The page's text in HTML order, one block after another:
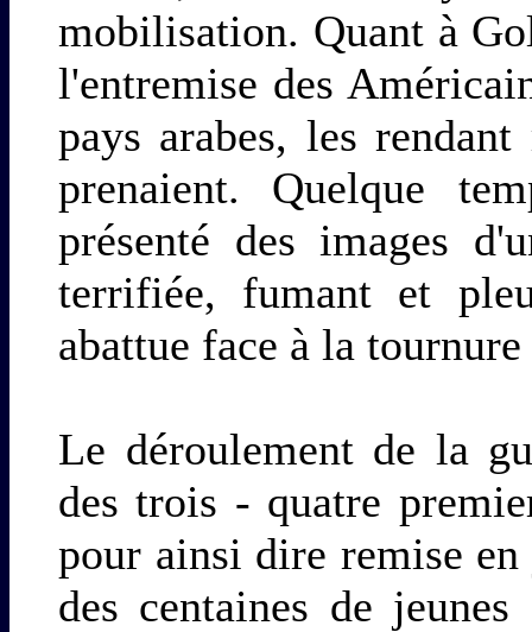
mobilisation. Quant à
l'entremise des
pays arabes, les
prenaient. Quelque
présenté des images
terrifiée, fumant et
abattue face à la
Le déroulement de la
des trois - quatre
pour ainsi dire remise
des centaines de